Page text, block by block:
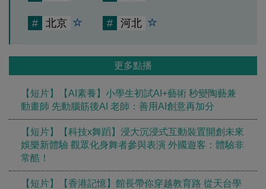
# 北京 # 河北
更多點播
【短片】【AI素養】小學生初試AI+藝術 秒變陶藝兼
動畫師 先動腦筋後AI 老師：善用AI創意再加分
【短片】【科技x舞蹈】浸大沉浸式互動裝置開創未來
娛樂新體驗 觀眾化身舞者參與表演 外國遊客：體驗非
常酷！
【短片】【香港記憶】館長帶你穿越教育路 從天台學